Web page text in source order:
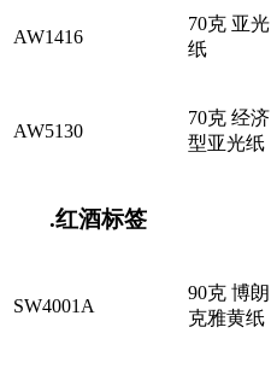
AW1416
70克 亚光
纸
AW5130
70克 经济
型亚光纸
.红酒标签
SW4001A
90克 博朗
克雅黄纸